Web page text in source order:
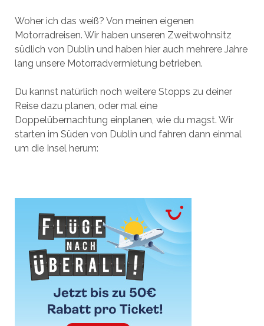
Woher ich das weiß? Von meinen eigenen
Motorradreisen. Wir haben unseren Zweitwohnsitz
südlich von Dublin und haben hier auch mehrere Jahre
lang unsere Motorradvermietung betrieben.
Du kannst natürlich noch weitere Stopps zu deiner
Reise dazu planen, oder mal eine
Doppelübernachtung einplanen, wie du magst. Wir
starten im Süden von Dublin und fahren dann einmal
um die Insel herum: